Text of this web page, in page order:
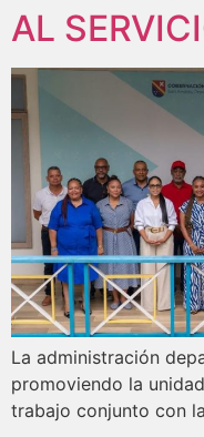
AL
La administración
promoviendo la
trabajo conjunto con